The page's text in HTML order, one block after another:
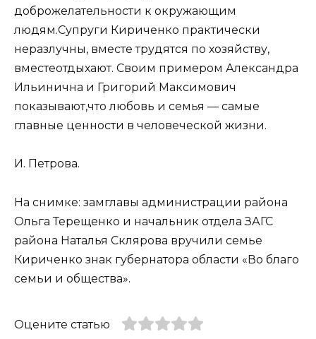
доброжелательности к окружающим
людям.Супруги Кириченко практически
неразлучны, вместе трудятся по хозяйству,
вместеотдыхают. Своим примером Александра
Ильинична и Григорий Максимович
показывают,что любовь и семья — самые
главные ценности в человеческой жизни.
И. Петрова.
На снимке: замглавы администрации района
Ольга Терещенко и начальник отдела ЗАГС
района Наталья Склярова вручили семье
Кириченко знак губернатора области «Во благо
семьи и общества».
Оцените статью